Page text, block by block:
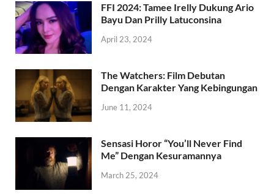
FFI 2024: Tamee Irelly Dukung Ario
Bayu Dan Prilly Latuconsina
April 23, 2024
The Watchers: Film Debutan
Dengan Karakter Yang Kebingungan
June 11, 2024
Sensasi Horor “You’ll Never Find
Me” Dengan Kesuramannya
March 25, 2024